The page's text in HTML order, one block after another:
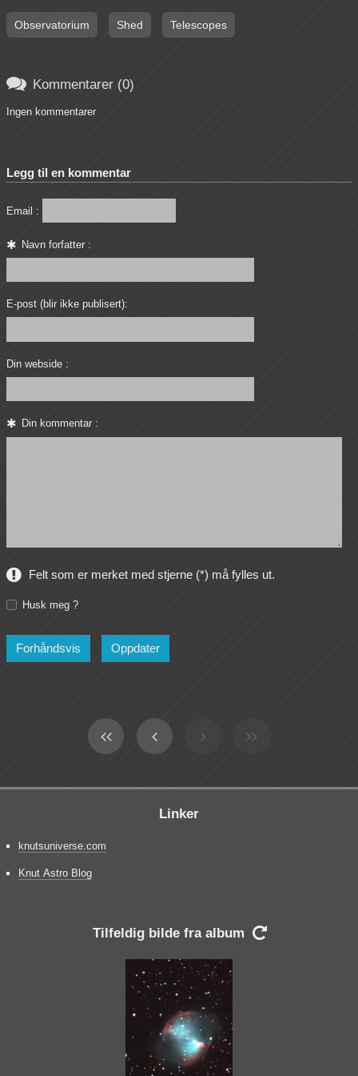
Observatorium Shed Telescopes
 Kommentarer (0)
Ingen kommentarer
Legg til en kommentar
Email :
Navn forfatter :
E-post (blir ikke publisert):
Din webside :
Din kommentar :
Felt som er merket med stjerne (*) må fylles ut.
Husk meg ?
Linker
knutsuniverse.com
Knut Astro Blog
Tilfeldig bilde fra album 